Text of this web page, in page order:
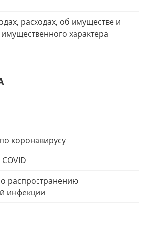
расходах, об имуществе и
имущественного характера
коронавирусу
распространению
инфекции